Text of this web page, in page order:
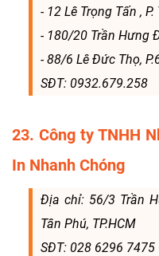
- 12 Lê Trọng Tấn ,
- 180/20 Trần Hưng
- 88/6 Lê Đức Thọ,
SĐT: 0932.679.258
23. Công ty TNHH
In Nhanh Chóng
Địa chỉ: 56/3 Trần
Tân Phú, TP.HCM
SĐT: 028 6296